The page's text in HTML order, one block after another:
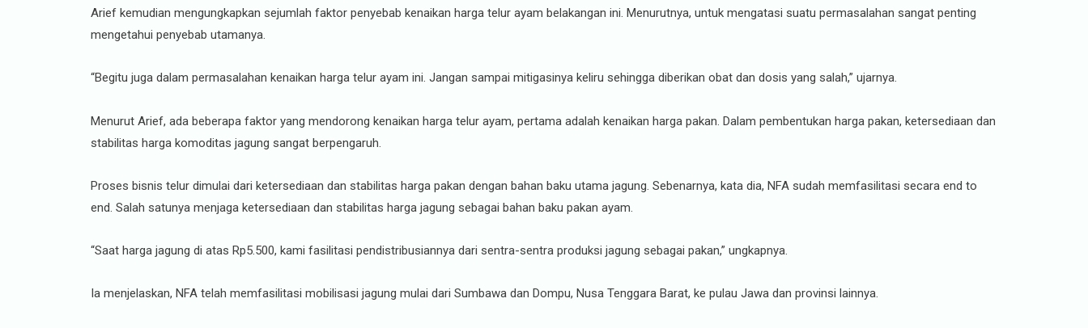
Arief kemudian mengungkapkan sejumlah faktor penyebab kenaikan harga telur ayam belakangan ini. Menurutnya, untuk mengatasi suatu permasalahan sangat penting
mengetahui penyebab utamanya.
“Begitu juga dalam permasalahan kenaikan harga telur ayam ini. Jangan sampai mitigasinya keliru sehingga diberikan obat dan dosis yang salah,” ujarnya.
Menurut Arief, ada beberapa faktor yang mendorong kenaikan harga telur ayam, pertama adalah kenaikan harga pakan. Dalam pembentukan harga pakan, ketersediaan dan
stabilitas harga komoditas jagung sangat berpengaruh.
Proses bisnis telur dimulai dari ketersediaan dan stabilitas harga pakan dengan bahan baku utama jagung. Sebenarnya, kata dia, NFA sudah memfasilitasi secara end to
end. Salah satunya menjaga ketersediaan dan stabilitas harga jagung sebagai bahan baku pakan ayam.
“Saat harga jagung di atas Rp5.500, kami fasilitasi pendistribusiannya dari sentra-sentra produksi jagung sebagai pakan,” ungkapnya.
Ia menjelaskan, NFA telah memfasilitasi mobilisasi jagung mulai dari Sumbawa dan Dompu, Nusa Tenggara Barat, ke pulau Jawa dan provinsi lainnya.